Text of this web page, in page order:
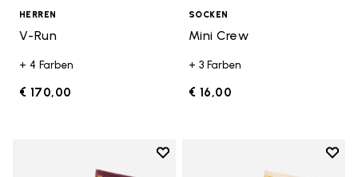
HERREN
V-Run
+ 4 Farben
€ 170,00
SOCKEN
Mini Crew
+ 3 Farben
€ 16,00
Add to wishlist
Add to wishlist Crew
Add